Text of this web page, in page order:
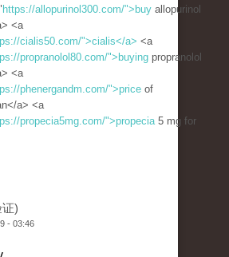
https://allopurinol300.com/">buy allopurinol
<a
cialis50.com/">cialis</a> <a
propranolol80.com/">buying propranolol
<a
phenergandm.com/">price of
a> <a
propecia5mg.com/">propecia5 mg for
)
- 03:46